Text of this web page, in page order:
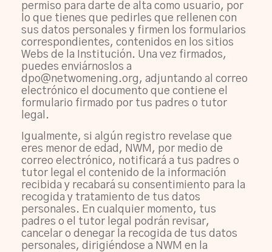
permiso para darte de alta como usuario, por
lo que tienes que pedirles que rellenen con
sus datos personales y firmen los formularios
correspondientes, contenidos en los sitios
Webs de la Institución. Una vez firmados,
puedes enviárnoslos a
dpo@netwomening.org, adjuntando al correo
electrónico el documento que contiene el
formulario firmado por tus padres o tutor
legal.
Igualmente, si algún registro revelase que
eres menor de edad, NWM, por medio de
correo electrónico, notificará a tus padres o
tutor legal el contenido de la información
recibida y recabará su consentimiento para la
recogida y tratamiento de tus datos
personales. En cualquier momento, tus
padres o el tutor legal podrán revisar,
cancelar o denegar la recogida de tus datos
personales, dirigiéndose a NWM en la